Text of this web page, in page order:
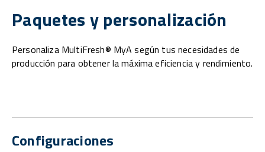
Paquetes y personalización
Personaliza MultiFresh® MyA según tus necesidades de
producción para obtener la máxima eficiencia y rendimiento.
Configuraciones